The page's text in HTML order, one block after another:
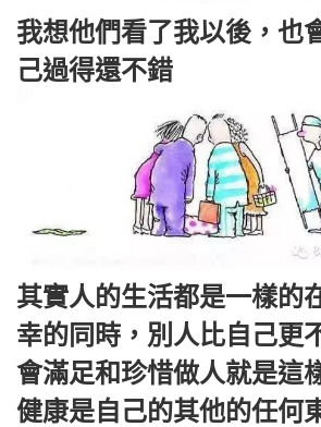
我想他們看了我以後，也
己過得還不錯
其實人的生活都是一樣的
幸的同時，別人比自己更
會滿足和珍惜做人就是這
健康是自己的其他的任何